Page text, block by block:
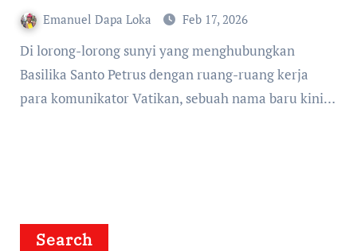
Emanuel Dapa Loka Feb 17, 2026
Di lorong-lorong sunyi yang menghubungkan
Basilika Santo Petrus dengan ruang-ruang kerja
para komunikator Vatikan, sebuah nama baru kini…
Search